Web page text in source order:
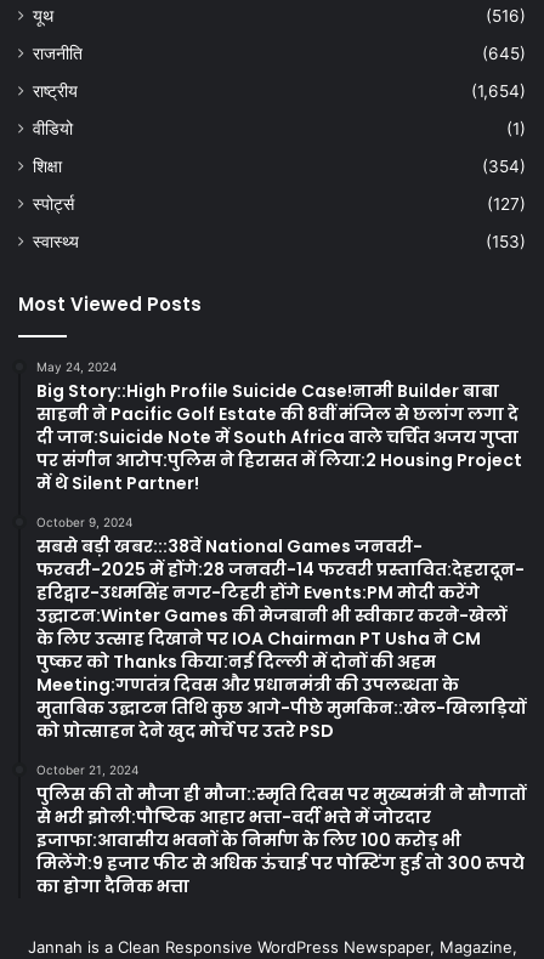
यूथ
(516)
राजनीति
(645)
राष्ट्रीय
(1,654)
वीडियो
(1)
शिक्षा
(354)
स्पोर्ट्स
(127)
स्वास्थ्य
(153)
Most Viewed Posts
May 24, 2024
Big Story::High Profile Suicide Case!नामी Builder बाबा
साहनी ने Pacific Golf Estate की 8वीं मंजिल से छलांग लगा दे
दी जान:Suicide Note में South Africa वाले चर्चित अजय गुप्ता
पर संगीन आरोप:पुलिस ने हिरासत में लिया:2 Housing Project
में थे Silent Partner!
October 9, 2024
सबसे बड़ी खबर:::38वें National Games जनवरी-
फरवरी-2025 में होंगे:28 जनवरी-14 फरवरी प्रस्तावित:देहरादून-
हरिद्वार-उधमसिंह नगर-टिहरी होंगे Events:PM मोदी करेंगे
उद्घाटन:Winter Games की मेजबानी भी स्वीकार करने-खेलों
के लिए उत्साह दिखाने पर IOA Chairman PT Usha ने CM
पुष्कर को Thanks किया:नई दिल्ली में दोनों की अहम
Meeting:गणतंत्र दिवस और प्रधानमंत्री की उपलब्धता के
मुताबिक उद्घाटन तिथि कुछ आगे-पीछे मुमकिन::खेल-खिलाड़ियों
को प्रोत्साहन देने खुद मोर्चे पर उतरे PSD
October 21, 2024
पुलिस की तो मौजा ही मौजा::स्मृति दिवस पर मुख्यमंत्री ने सौगातों
से भरी झोली:पौष्टिक आहार भत्ता-वर्दी भत्ते में जोरदार
इजाफा:आवासीय भवनों के निर्माण के लिए 100 करोड़ भी
मिलेंगे:9 हजार फीट से अधिक ऊंचाई पर पोस्टिंग हुई तो 300 रूपये
का होगा दैनिक भत्ता
Jannah is a Clean Responsive WordPress Newspaper, Magazine,